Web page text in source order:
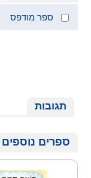
ספר מודפס
תגובות
ספרים